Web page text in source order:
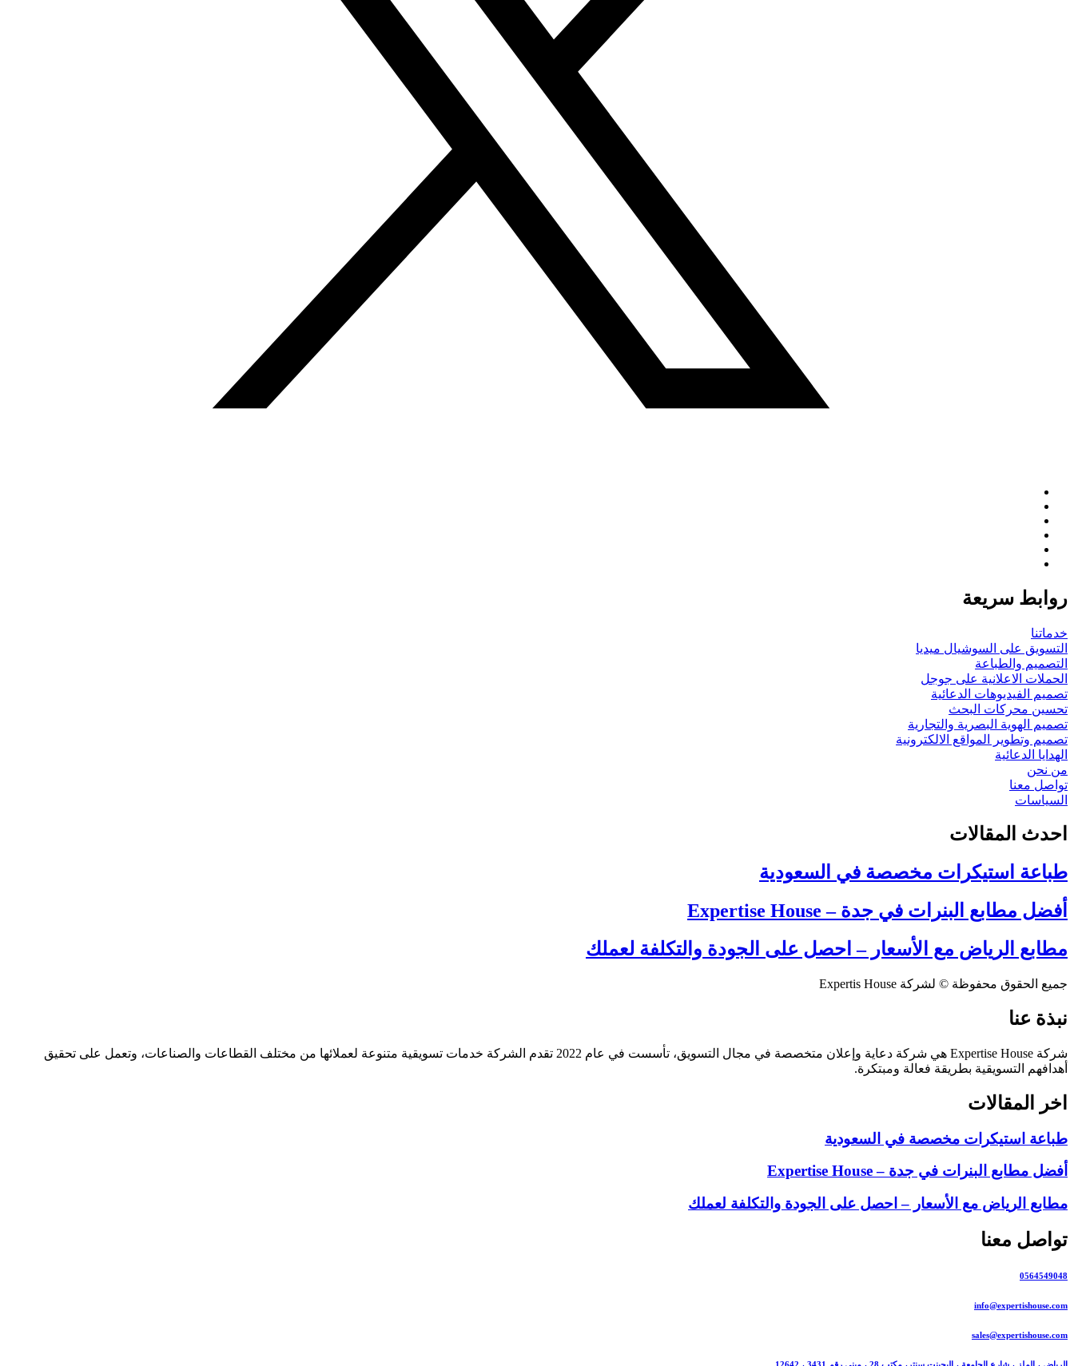
روابط سريعة
خدماتنا
التسويق على السوشيال ميديا
التصميم والطباعة
الحملات الاعلانية على جوجل
تصميم الفيديوهات الدعائية
تحسين محركات البحث
تصميم الهوية البصرية والتجارية
تصميم وتطوير المواقع الالكترونية
الهدايا الدعائية
من نحن
تواصل معنا
السياسات
احدث المقالات
طباعة استيكرات مخصصة في السعودية
أفضل مطابع البنرات في جدة – Expertise House
مطابع الرياض مع الأسعار – احصل على الجودة والتكلفة لعملك
جميع الحقوق محفوظة © لشركة Expertis House
نبذة عنا
شركة Expertise House هي شركة دعاية وإعلان متخصصة في مجال التسويق، تأسست في عام 2022 تقدم الشركة خدمات تسويقية متنوعة لعملائها من مختلف القطاعات والصناعات، وتعمل على تحقيق
أهدافهم التسويقية بطريقة فعالة ومبتكرة.
اخر المقالات
طباعة استيكرات مخصصة في السعودية
أفضل مطابع البنرات في جدة – Expertise House
مطابع الرياض مع الأسعار – احصل على الجودة والتكلفة لعملك
تواصل معنا
0564549048
info@expertishouse.com
sales@expertishouse.com